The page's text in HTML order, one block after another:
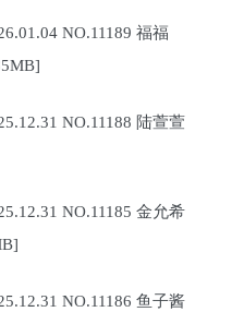
NO.11189 福福
NO.11188 陆萱萱
NO.11185 金允希
NO.11186 鱼子酱